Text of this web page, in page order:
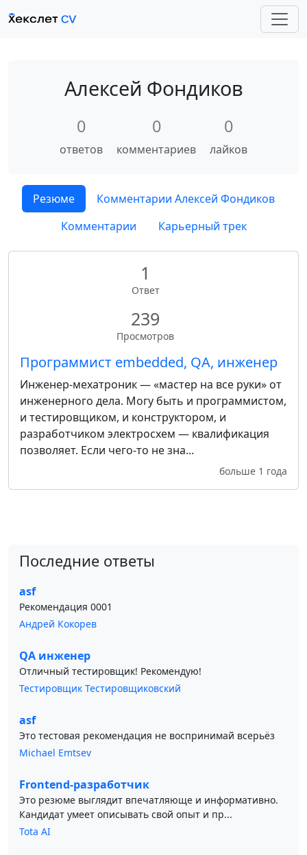
Алексей Фондиков
0
ответов
0
комментариев
0
лайков
Резюме
Комментарии Алексей Фондиков
Комментарии
Карьерный трек
1
Ответ
239
Просмотров
Программист embedded, QA, инженер
Инженер-мехатроник — «мастер на все руки» от
инженерного дела. Могу быть и программистом,
и тестировщиком, и конструктором, и
разработчиком электросхем — квалификация
позволяет. Если чего-то не зна...
больше 1 года
Последние ответы
asf
Рекомендация 0001
Андрей Кокорев
QA инженер
Отличный тестировщик! Рекомендую!
Тестировщик Тестировщиковский
asf
Это тестовая рекомендация не воспринимай всерьёз
Michael Emtsev
Frontend-разработчик
Это резюме выглядит впечатляюще и информативно.
Кандидат умеет описывать свой опыт и пр...
Tota AI